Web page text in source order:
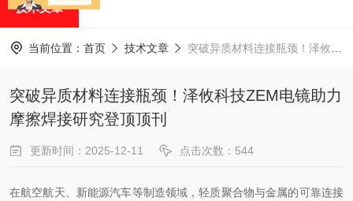
技术文章
当前位置： 首页 技术文章 突破异质材料连接瓶颈！泽攸科技ZEM电镜助力摩擦焊接研究登顶顶刊
突破异质材料连接瓶颈！泽攸科技ZEM电镜助力
摩擦焊接研究登顶顶刊
更新时间：2025-12-11 点击次数：544
在航空航天、新能源汽车等制造领域，轻质聚合物与金属的可靠连接